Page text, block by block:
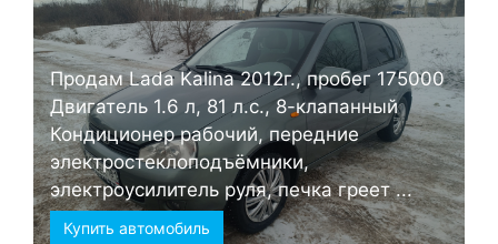
Продам Lada Kalina 2012г., пробег 175000
Двигатель 1.6 л, 81 л.с., 8-клапанный
Кондиционер рабочий, передние
электростеклоподъёмники,
электроусилитель руля, печка греет ...
Купить автомобиль